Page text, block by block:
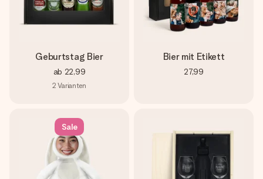
Geburtstag Bier
ab 22,99
2 Varianten
Bier mit Etikett
27,99
Sale